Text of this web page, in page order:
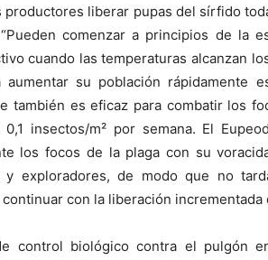
productores liberar pupas del sírfido
comenzar a principios de la
cuando las temperaturas alcanzan
aumentar su población rápidamente
también es eficaz para combatir los
insectos/m² por semana. El
los focos de la plaga con su
y exploradores, de modo que no
con la liberación incrementada
control biológico contra el pulgón